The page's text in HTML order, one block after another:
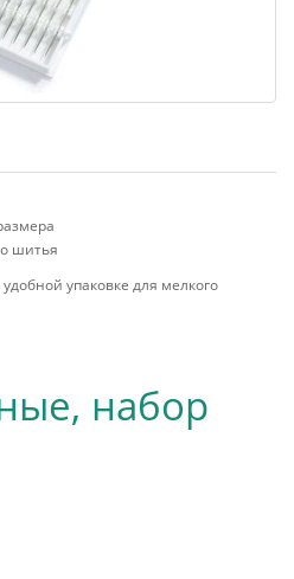
шитья
упаковке для мелкого
набор